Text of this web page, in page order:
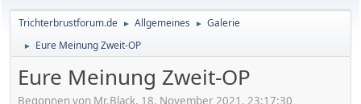
Trichterbrustforum.de ► Allgemeines ► Galerie
► Eure Meinung Zweit-OP
Eure Meinung Zweit-OP
Begonnen von Mr.Black, 18. November 2021, 23:17:30